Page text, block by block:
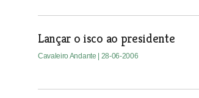
Lançar o isco ao presidente
Cavaleiro Andante | 28-06-2006